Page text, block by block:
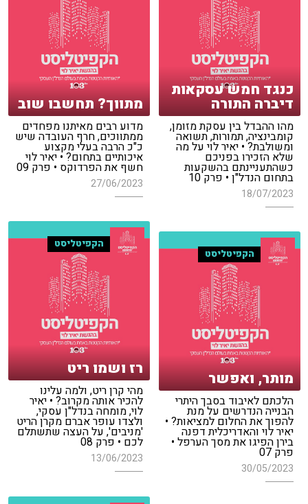
כנגד חמש עסקאות
דיברה התורה
מהו ההבדל בין עסקת מזומן,
קומבינציה, תמורות, תשואה
ומשולבת? • יאיר לוי על מה
שלא הזכירו בפניכם
כשהתעניינתם בהשקעות
בתחום הנדל"ן • פרק 10
18/07/2023
מתווך? תחשבו שוב
מדוע רבים מאיתנו מפחדים
ממתווכים, חרף העובדה שיש
כ"כ הרבה בעלי מקצוע
איכותיים בתחום? • יאיר לוי
חשף את הפרדוקס • פרק 09
27/06/2023
הקפיטליסט
רז ושמו ריט
מהי קרן ריט, ולמה עלינו
להכיר אותה מקרוב? • יאיר
לוי, מומחה בנדל"ן עסקי,
ולצדו עופר אברם מקרן הריט
'מניבים', על העצה שתשתלם
לכם • פרק 08
13/06/2023
הקפיטליסט
מותר, ואפשר
הלכתם לאיבוד בסבך היתרי
הבנייה הנדרשים על מנת
להפוך את החלום למציאות? •
יאיר לוי והאדריכלית דפנה
בירן הפיגו את מסך הערפל •
פרק 07
30/05/2023